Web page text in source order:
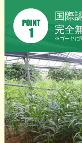
国際
完全
※ゴーヤに